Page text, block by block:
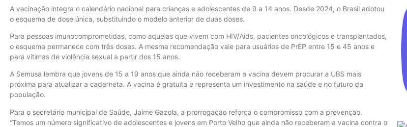
A vacinação integra o calendário nacional para crianças e adolescentes de 9 a 14 anos. Desde 2024, o Brasil adotou
o esquema de dose única, substituindo o modelo anterior de duas doses.
Para pessoas imunocomprometidas, como aquelas que vivem com HIV/Aids, pacientes oncológicos e transplantados,
o esquema permanece com três doses. A mesma recomendação vale para usuários de PrEP entre 15 e 45 anos e
para vítimas de violência sexual a partir dos 15 anos.
A Semusa lembra que jovens de 15 a 19 anos que ainda não receberam a vacina devem procurar a UBS mais
próxima para atualizar a caderneta. A vacina é gratuita e representa um investimento na saúde e no futuro da
população.
Para o secretário municipal de Saúde, Jaime Gazola, a prorrogação reforça o compromisso com a prevenção.
“Temos um número significativo de adolescentes e jovens em Porto Velho que ainda não receberam a vacina contra o